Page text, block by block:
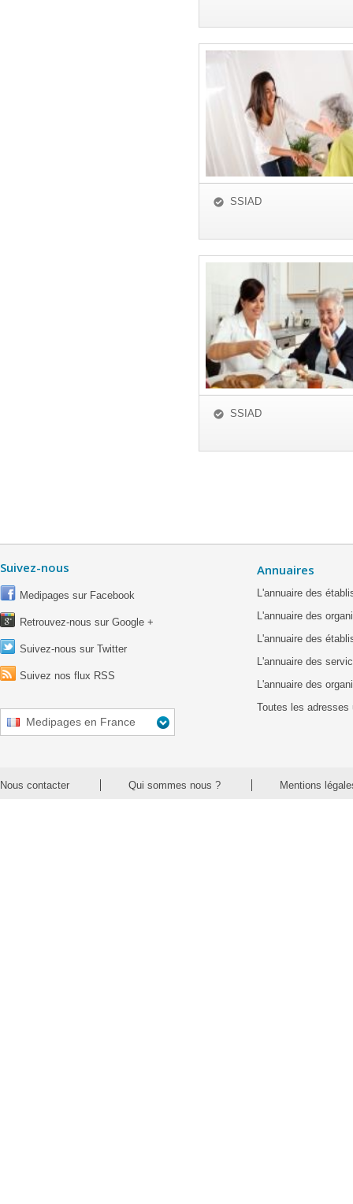
SSIAD
SSIAD
Suivez-nous
Medipages sur Facebook
Retrouvez-nous sur Google +
Suivez-nous sur Twitter
Suivez nos flux RSS
Medipages en France
Annuaires
L'annuaire des
L'annuaire des
L'annuaire des
L'annuaire des
L'annuaire des
Toutes les adresses
Nous contacter Qui sommes nous ? Mentions